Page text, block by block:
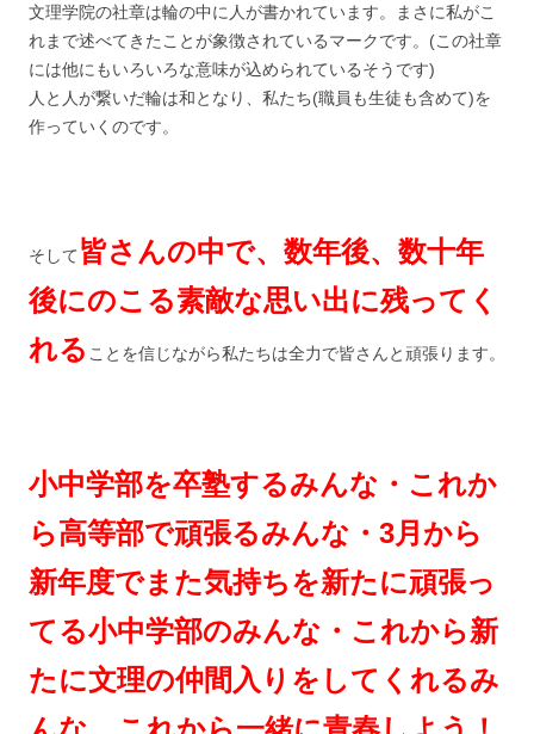
文理学院の社章は輪の中に人が書かれています。まさに私がこ
れまで述べてきたことが象徴されているマークです。(この社章
には他にもいろいろな意味が込められているそうです)
人と人が繋いだ輪は和となり、私たち(職員も生徒も含めて)を
作っていくのです。
そして 皆さんの中で、数年後、数十年
後にのこる素敵な思い出に残ってく
れる ことを信じながら私たちは全力で皆さんと頑張ります。
小中学部を卒塾するみんな・これか
ら高等部で頑張るみんな・3月から
新年度でまた気持ちを新たに頑張っ
てる小中学部のみんな・これから新
たに文理の仲間入りをしてくれるみ